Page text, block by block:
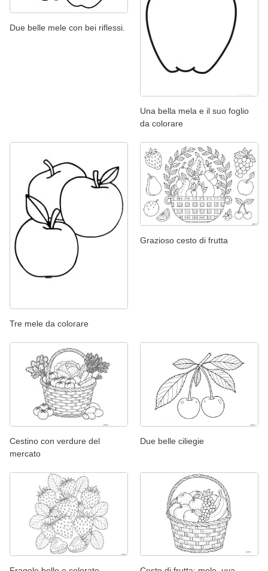
Due belle mele con bei riflessi.
Una bella mela e il suo foglio
da colorare
Tre mele da colorare
Grazioso cesto di frutta
Cestino con verdure del
mercato
Due belle ciliegie